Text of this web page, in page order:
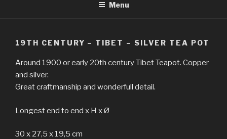
Menu
19TH CENTURY – TIBET – SILVER TEA POT
Around 1900 or early 20th century Tibet Teapot. Copper
and silver.
Great craftmanship and wonderfull detail.
Longest end to end x H x Ø
30 x 27,5 x 19,5 cm